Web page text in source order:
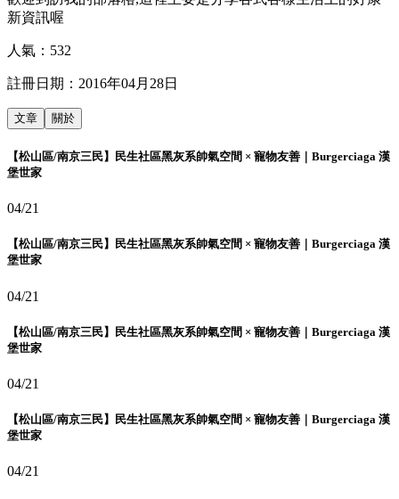
新資訊喔
人氣： 532
註冊日期： 2016年04月28日
文章 關於
【松山區/南京三民】民生社區黑灰系帥氣空間 × 寵物友善｜Burgerciaga 漢
堡世家
04/21
【松山區/南京三民】民生社區黑灰系帥氣空間 × 寵物友善｜Burgerciaga 漢
堡世家
04/21
【松山區/南京三民】民生社區黑灰系帥氣空間 × 寵物友善｜Burgerciaga 漢
堡世家
04/21
【松山區/南京三民】民生社區黑灰系帥氣空間 × 寵物友善｜Burgerciaga 漢
堡世家
04/21